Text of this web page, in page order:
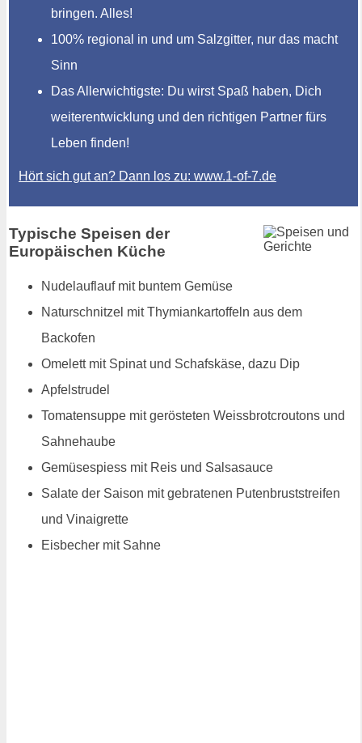
bringen. Alles!
100% regional in und um Salzgitter, nur das macht
Sinn
Das Allerwichtigste: Du wirst Spaß haben, Dich
weiterentwicklung und den richtigen Partner fürs
Leben finden!
Hört sich gut an? Dann los zu: www.1-of-7.de
Typische Speisen der
Europäischen Küche
Nudelauflauf mit buntem Gemüse
Naturschnitzel mit Thymiankartoffeln aus dem
Backofen
Omelett mit Spinat und Schafskäse, dazu Dip
Apfelstrudel
Tomatensuppe mit gerösteten Weissbrotcroutons und
Sahnehaube
Gemüsespiess mit Reis und Salsasauce
Salate der Saison mit gebratenen Putenbruststreifen
und Vinaigrette
Eisbecher mit Sahne